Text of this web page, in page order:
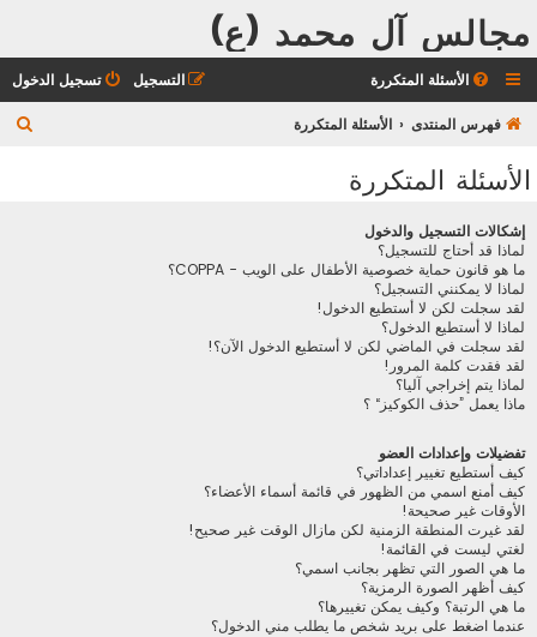
مجالس آل محمد (ع)
الأسئلة المتكررة تسجيل الدخول التسجيل
فهرس المنتدى الأسئلة المتكررة
الأسئلة المتكررة
إشكالات التسجيل والدخول
لماذا قد أحتاج للتسجيل؟
ما هو قانون حماية خصوصية الأطفال على الويب - COPPA؟
لماذا لا يمكنني التسجيل؟
لقد سجلت لكن لا أستطيع الدخول!
لماذا لا أستطيع الدخول؟
لقد سجلت في الماضي لكن لا أستطيع الدخول الآن؟!
لقد فقدت كلمة المرور!
لماذا يتم إخراجي آليا؟
ماذا يعمل ”حذف الكوكيز“ ؟
تفضيلات وإعدادات العضو
كيف أستطيع تغيير إعداداتي؟
كيف أمنع اسمي من الظهور في قائمة أسماء الأعضاء؟
الأوقات غير صحيحة!
لقد غيرت المنطقة الزمنية لكن مازال الوقت غير صحيح!
لغتي ليست في القائمة!
ما هي الصور التي تظهر بجانب اسمي؟
كيف أظهر الصورة الرمزية؟
ما هي الرتبة؟ وكيف يمكن تغييرها؟
عندما اضغط على بريد شخص ما يطلب مني الدخول؟